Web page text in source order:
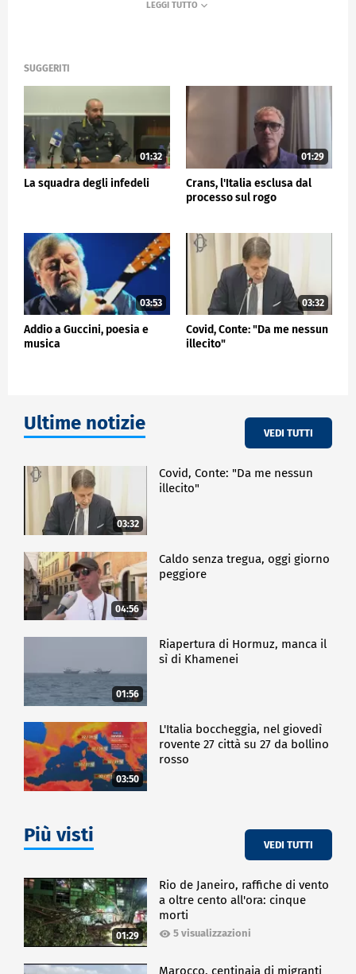
SUGGERITI
01:32
La squadra degli infedeli
01:29
Crans, l'Italia esclusa dal
processo sul rogo
03:53
Addio a Guccini, poesia e
musica
03:32
Covid, Conte: "Da me nessun
illecito"
Ultime notizie VEDI TUTTI
03:32
Covid, Conte: "Da me nessun
illecito"
04:56
Caldo senza tregua, oggi giorno
peggiore
01:56
Riapertura di Hormuz, manca il
sì di Khamenei
03:50
L'Italia boccheggia, nel giovedì
rovente 27 città su 27 da bollino
rosso
Più visti VEDI TUTTI
01:29
Rio de Janeiro, raffiche di vento
a oltre cento all'ora: cinque
morti
5 visualizzazioni
Marocco, centinaia di migranti